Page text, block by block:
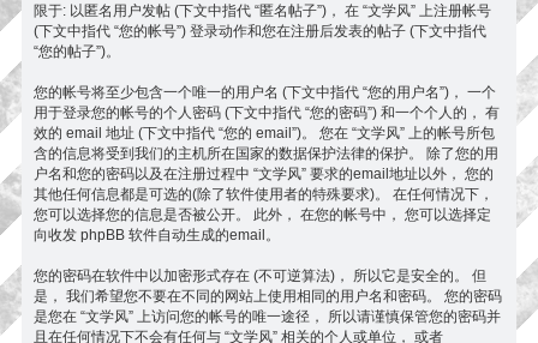
限于: 以匿名用户发帖 (下文中指代 “匿名帖子”)， 在 “文学风” 上注册帐号
(下文中指代 “您的帐号”) 登录动作和您在注册后发表的帖子 (下文中指代
“您的帖子”)。
您的帐号将至少包含一个唯一的用户名 (下文中指代 “您的用户名”)， 一个
用于登录您的帐号的个人密码 (下文中指代 “您的密码”) 和一个个人的， 有
效的 email 地址 (下文中指代 “您的 email”)。 您在 “文学风” 上的帐号所包
含的信息将受到我们的主机所在国家的数据保护法律的保护。 除了您的用
户名和您的密码以及在注册过程中 “文学风” 要求的email地址以外， 您的
其他任何信息都是可选的(除了软件使用者的特殊要求)。 在任何情况下，
您可以选择您的信息是否被公开。 此外， 在您的帐号中， 您可以选择定
向收发 phpBB 软件自动生成的email。
您的密码在软件中以加密形式存在 (不可逆算法)， 所以它是安全的。 但
是， 我们希望您不要在不同的网站上使用相同的用户名和密码。 您的密码
是您在 “文学风” 上访问您的帐号的唯一途径， 所以请谨慎保管您的密码并
且在任何情况下不会有任何与 “文学风” 相关的个人或单位， 或者